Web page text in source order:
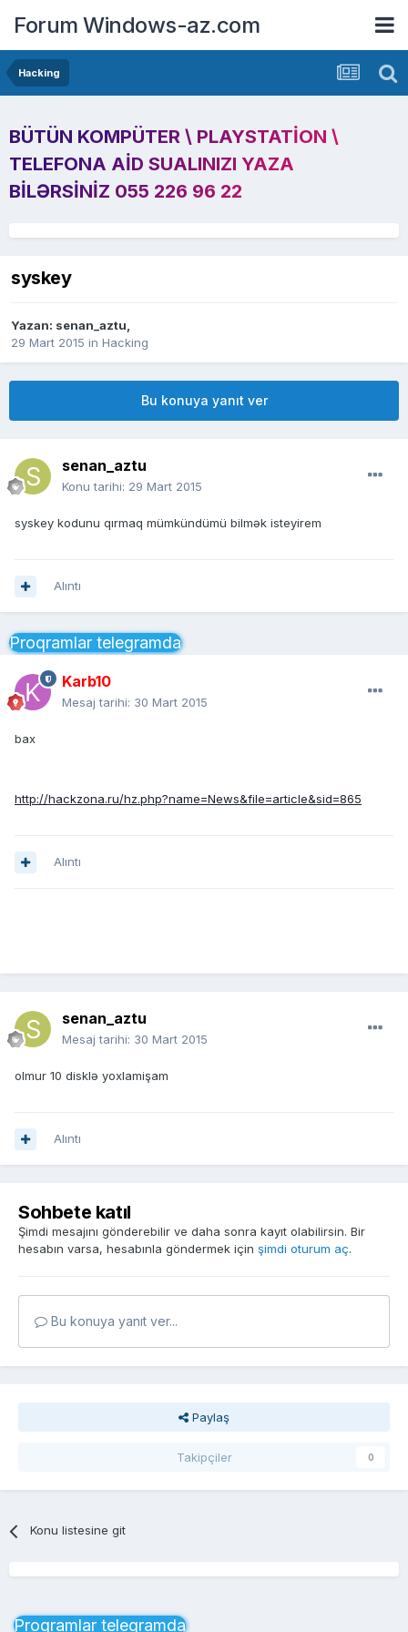
Forum Windows-az.com
Hacking
BÜTÜN KOMPÜTER \ PLAYSTATION \
TELEFONA AID SUALINIZI YAZA
BILƏRSINIZ 055 226 96 22
syskey
Yazan: senan_aztu,
29 Mart 2015 in Hacking
Bu konuya yanıt ver
senan_aztu
Konu tarihi: 29 Mart 2015
syskey kodunu qırmaq mümkündümü bilmək isteyirem
Alıntı
Proqramlar telegramda
Karb10
Mesaj tarihi: 30 Mart 2015
bax
http://hackzona.ru/hz.php?name=News&file=article&sid=865
Alıntı
senan_aztu
Mesaj tarihi: 30 Mart 2015
olmur 10 disklə yoxlamişam
Alıntı
Sohbete katıl
Şimdi mesajını gönderebilir ve daha sonra kayıt olabilirsin. Bir
hesabın varsa, hesabınla göndermek için şimdi oturum aç.
Bu konuya yanıt ver...
Paylaş
Takipçiler 0
Konu listesine git
Proqramlar telegramda